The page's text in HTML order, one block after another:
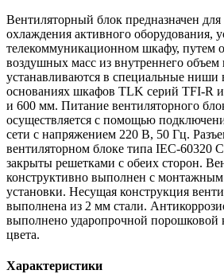
Вентиляторный блок предназначен
охлаждения активного оборудования,
телекоммуникационном шкафу, путем
воздушных масс из внутреннего
устанавливаются в специальные
основаниях шкафов TLK серий TFI-R
и 600 мм. Питание вентиляторного
осуществляется с помощью
сети с напряжением 220 В, 50 Гц.
вентиляторном блоке типа IEC-60320
закрыты решетками с обеих сторон.
конструктивно выполнен с монтажным
установки. Несущая конструкция
выполнена из 2 мм стали.
выполнено ударопрочной порошковой
цвета.
Характеристики